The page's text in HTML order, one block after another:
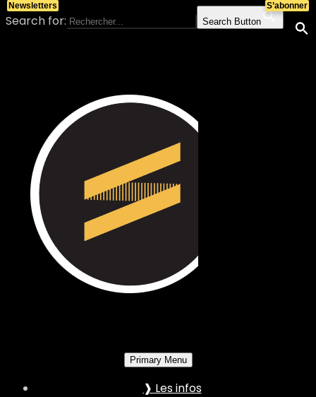
Search for: Search Button
Primary Menu
❱ Les infos
S’abonner
Newsletters